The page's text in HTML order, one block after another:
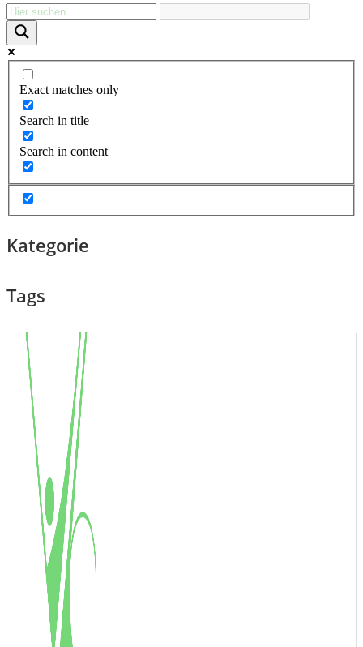
Exact matches only
Search in title
Search in content
Kategorie
Tags